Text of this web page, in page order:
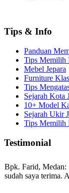
Tips & Info
Panduan
Tips Memilih
Mebel Jepara
Furniture
Tips
Sejarah Kota
10+ Model
Sejarah Ukir
Tips Memilih
Testimonial
Bpk. Farid, Medan:
sudah saya terima.